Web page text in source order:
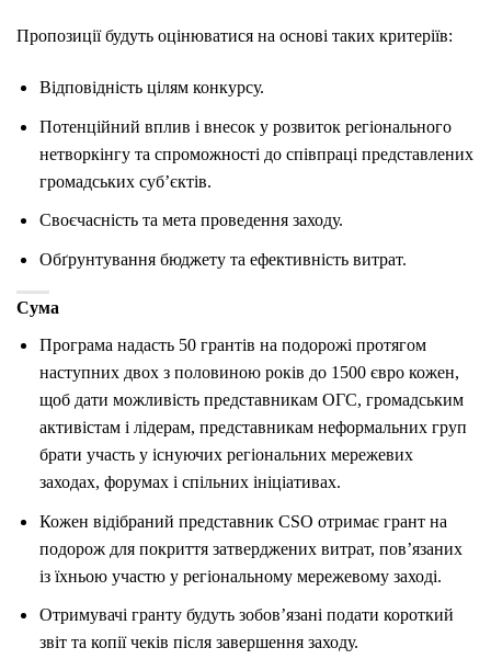
Пропозиції будуть оцінюватися на основі таких критеріїв:
Відповідність цілям конкурсу.
Потенційний вплив і внесок у розвиток регіонального
нетворкінгу та спроможності до співпраці представлених
громадських суб’єктів.
Своєчасність та мета проведення заходу.
Обґрунтування бюджету та ефективність витрат.
Сума
Програма надасть 50 грантів на подорожі протягом
наступних двох з половиною років до 1500 євро кожен,
щоб дати можливість представникам ОГС, громадським
активістам і лідерам, представникам неформальних груп
брати участь у існуючих регіональних мережевих
заходах, форумах і спільних ініціативах.
Кожен відібраний представник CSO отримає грант на
подорож для покриття затверджених витрат, пов’язаних
із їхньою участю у регіональному мережевому заході.
Отримувачі гранту будуть зобов’язані подати короткий
звіт та копії чеків після завершення заходу.